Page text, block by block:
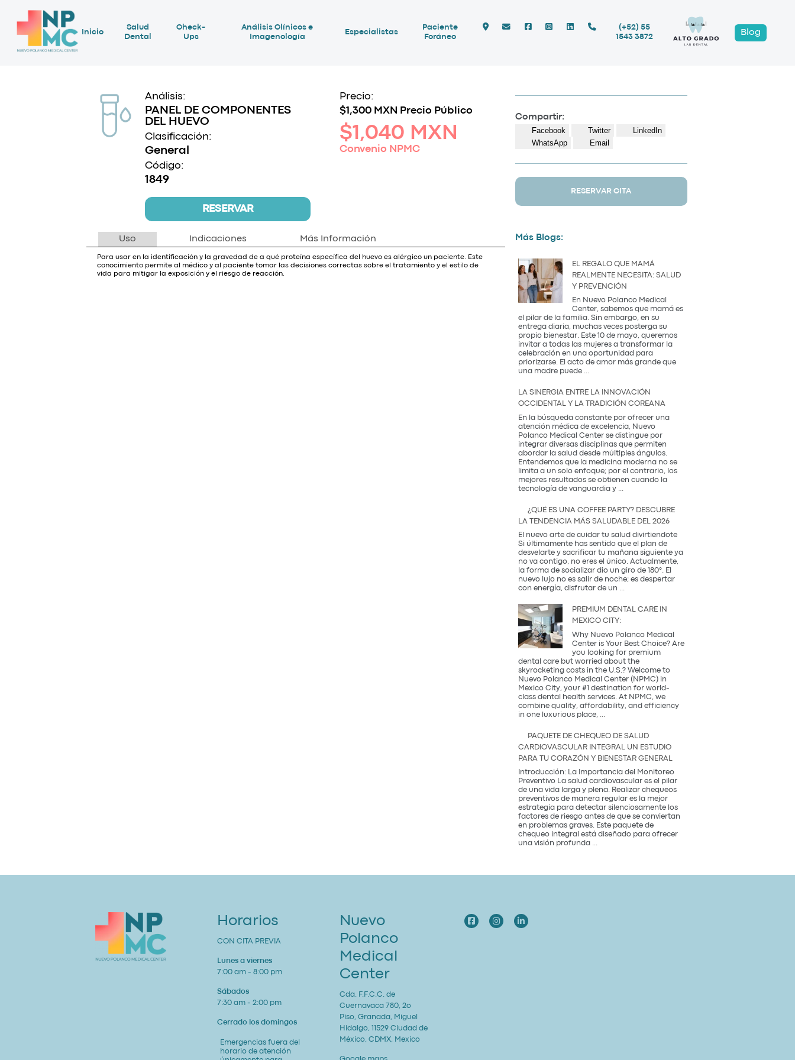
Inicio
Salud
Dental
Check-
Ups
Análisis Clínicos e
Imagenología
Especialistas
Paciente
Foráneo
(+52) 55
1543 3872
Blog
Análisis:
PANEL DE COMPONENTES
DEL HUEVO
Clasificación:
General
Código:
1849
RESERVAR
Precio:
$1,300 MXN Precio Público
$1,040 MXN
Convenio NPMC
Uso Indicaciones Más Información
Para usar en la identificación y la gravedad de a qué proteína específica del huevo es alérgico un paciente. Este
conocimiento permite al médico y al paciente tomar las decisiones correctas sobre el tratamiento y el estilo de
vida para mitigar la exposición y el riesgo de reacción.
Compartir:
Facebook Twitter
LinkedIn
WhatsApp
Email
RESERVAR CITA
Más Blogs:
EL REGALO QUE MAMÁ
REALMENTE NECESITA: SALUD
Y PREVENCIÓN
En Nuevo Polanco Medical
Center, sabemos que mamá es
el pilar de la familia. Sin embargo, en su
entrega diaria, muchas veces posterga su
propio bienestar. Este 10 de mayo, queremos
invitar a todas las mujeres a transformar la
celebración en una oportunidad para
priorizarse. El acto de amor más grande que
una madre puede ...
que
Realmente
Necesita:
Salud
y
Prevención
LA SINERGIA ENTRE LA INNOVACIÓN
OCCIDENTAL Y LA TRADICIÓN COREANA
En la búsqueda constante por ofrecer una
atención médica de excelencia, Nuevo
Polanco Medical Center se distingue por
integrar diversas disciplinas que permiten
abordar la salud desde múltiples ángulos.
Entendemos que la medicina moderna no se
limita a un solo enfoque; por el contrario, los
mejores resultados se obtienen cuando la
tecnología de vanguardia y
entre
Innovación
Occidental
y
la
Tradición
Coreana
¿QUÉ ES UNA COFFEE PARTY? DESCUBRE
LA TENDENCIA MÁS SALUDABLE DEL 2026
El nuevo arte de cuidar tu salud divirtiendote
Si últimamente has sentido que el plan de
desvelarte y sacrificar tu mañana siguiente ya
no va contigo, no eres el único. Actualmente,
la forma de socializar dio un giro de 180°. El
nuevo lujo no es salir de noche; es despertar
con energía, disfrutar de un ...
una
Descubre
la
tendencia
más
saludable
del
2026
PREMIUM DENTAL CARE IN
MEXICO CITY:
Why Nuevo Polanco Medical
Center is Your Best Choice? Are
you looking for premium
dental care but worried about the
skyrocketing costs in the U.S.? Welcome to
Nuevo Polanco Medical Center (NPMC) in
Mexico City, your #1 destination for world-
class dental health services. At NPMC, we
combine quality, affordability, and efficiency
in one luxurious place,
Care
Mexico
City:
PAQUETE DE CHEQUEO DE SALUD
CARDIOVASCULAR INTEGRAL UN ESTUDIO
PARA TU CORAZÓN Y BIENESTAR GENERAL
Introducción: La Importancia del Monitoreo
Preventivo La salud cardiovascular es el pilar
de una vida larga y plena. Realizar chequeos
preventivos de manera regular es la mejor
estrategia para detectar silenciosamente los
factores de riesgo antes de que se conviertan
en problemas graves. Este paquete de
chequeo integral está diseñado para ofrecer
una visión profunda ...
Horarios
CON CITA PREVIA
Lunes a viernes
7:00 am - 8:00 pm
Sábados
7:30 am - 2:00 pm
Cerrado los domingos
Emergencias fuera del
horario de atención
Nuevo
Polanco
Medical
Center
Cda. F.F.C.C. de
Cuernavaca 780, 2o
Piso, Granada, Miguel
Hidalgo, 11529 Ciudad de
México, CDMX, Mexico